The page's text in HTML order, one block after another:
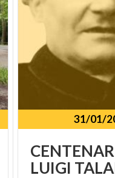
31/01/
LUIGI